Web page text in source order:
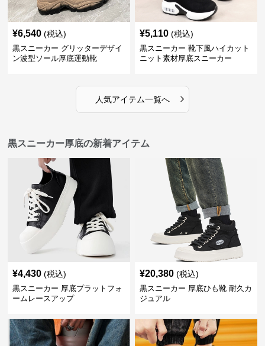
¥6,540 (税込)
黒スニーカー グリッターデザイ
ン波型ソール厚底運動靴
¥5,110 (税込)
黒スニーカー 靴下風ハイカット
ニット素材厚底スニーカー
人気アイテム一覧へ ›
黒スニーカー厚底の新着アイテム
¥4,430 (税込)
黒スニーカー 厚底プラットフォ
ームレースアップ
¥20,380 (税込)
黒スニーカー 厚底ひも靴 耐久カ
ジュアル